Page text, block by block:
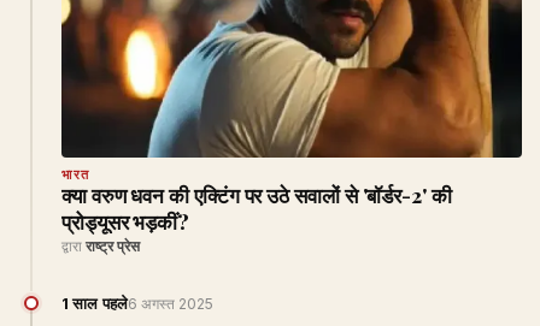
भारत
क्या वरुण धवन की एक्टिंग पर उठे सवालों से 'बॉर्डर-2' की
प्रोड्यूसर भड़कीं?
द्वारा राष्ट्र प्रेस
1 साल पहले6 अगस्त 2025